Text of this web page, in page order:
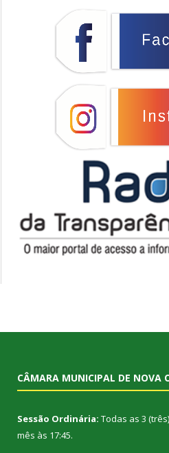
CÂMARA MUNICIPAL DE NOVA
Sessão Ordinária: Todas as 3
mês às 17:45.